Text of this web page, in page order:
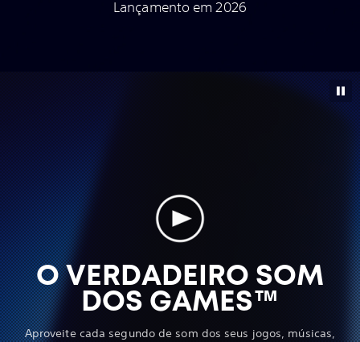
Lançamento em 2026
O VERDADEIRO SOM
DOS GAMES™
Aproveite cada segundo de som dos seus jogos, músicas,